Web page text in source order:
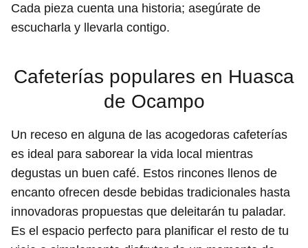
Cada pieza cuenta una historia; asegúrate de
escucharla y llevarla contigo.
Cafeterías populares en Huasca
de Ocampo
Un receso en alguna de las acogedoras cafeterías
es ideal para saborear la vida local mientras
degustas un buen café. Estos rincones llenos de
encanto ofrecen desde bebidas tradicionales hasta
innovadoras propuestas que deleitarán tu paladar.
Es el espacio perfecto para planificar el resto de tu